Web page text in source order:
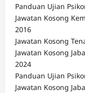
Panduan Ujian
Jawatan Kosong
2016
Jawatan Kosong
Jawatan Kosong
2024
Panduan Ujian
Jawatan Kosong